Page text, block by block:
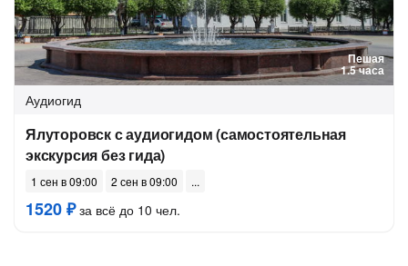
Пешая
1.5 часа
Аудиогид
Ялуторовск с аудиогидом (самостоятельная
экскурсия без гида)
1 сен в 09:00 2 сен в 09:00
1520 ₽за всё до 10 чел.